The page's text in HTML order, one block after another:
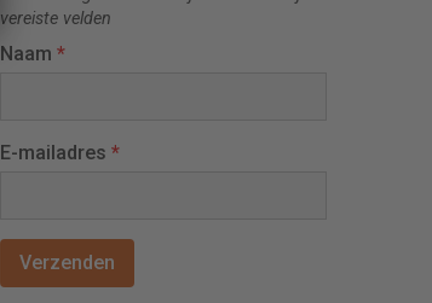
vereiste velden
Naam *
E-mailadres *